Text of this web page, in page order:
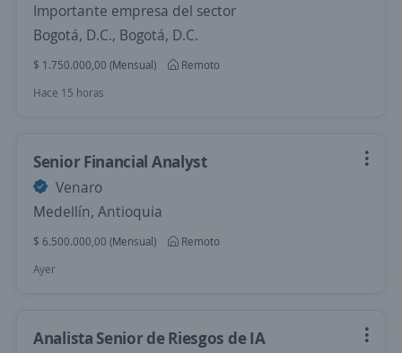
Importante empresa del sector
Bogotá, D.C., Bogotá, D.C.
$ 1.750.000,00 (Mensual)
Remoto
Hace 15 horas
Senior Financial Analyst
Venaro
Medellín, Antioquia
$ 6.500.000,00 (Mensual)
Remoto
Ayer
Analista Senior de Riesgos de IA